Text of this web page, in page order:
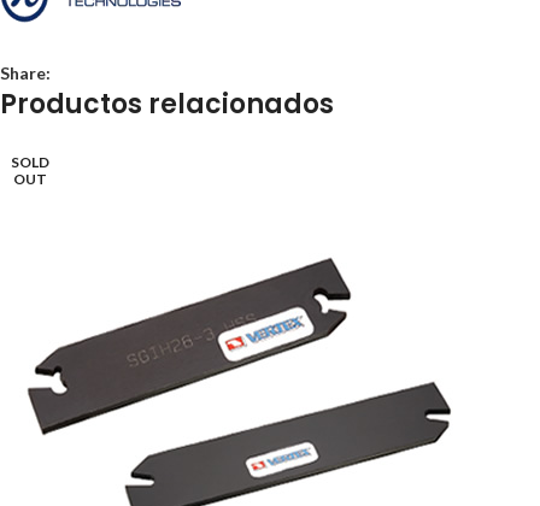
Share:
Productos relacionados
SOLD
OUT